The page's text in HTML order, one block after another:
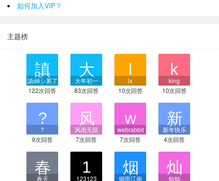
如何加入VIP？
主题榜
謓dêシ累了
122次回答
大年初一
83次回答
lx
10次回答
king
10次回答
?
9次回答
风雨无阻
7次回答
webrabbit
7次回答
新年快乐
4次回答
春天 123123 烟雨江南 灿灿